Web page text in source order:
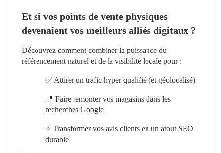
Et si vos points de vente physiques
devenaient vos meilleurs alliés digitaux ?
Découvrez comment combiner la puissance du
référencement naturel et de la visibilité locale pour :
✅ Attirer un trafic hyper qualifié (et géolocalisé)
📍 Faire remonter vos magasins dans les
recherches Google
⭐ Transformer vos avis clients en un atout SEO
durable